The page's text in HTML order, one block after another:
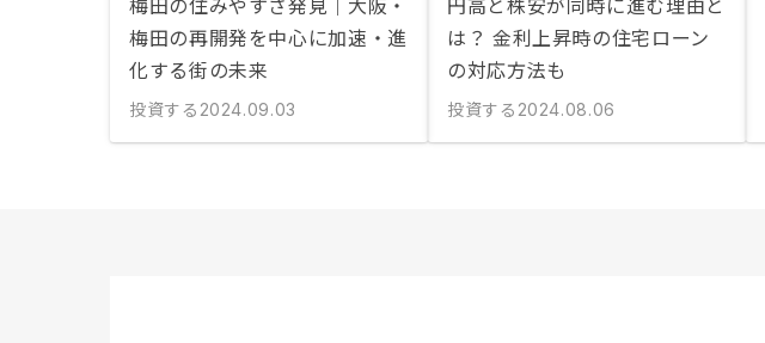
梅田の再開発を中心に加速・進
化する街の未来
投資する 2024.09.03
は？ 金利上昇時の住宅ローン
の対応方法も
投資する 2024.08.06